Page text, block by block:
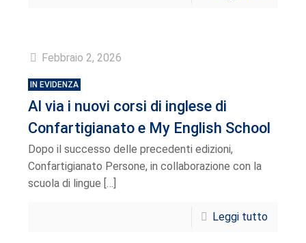
Febbraio 2, 2026
IN EVIDENZA
Al via i nuovi corsi di inglese di
Confartigianato e My English School
Dopo il successo delle precedenti edizioni,
Confartigianato Persone, in collaborazione con la
scuola di lingue […]
Leggi tutto